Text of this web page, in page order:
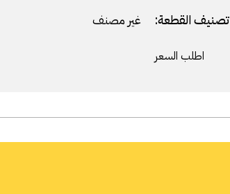
تصنيف القطعة: غير مصنف
اطلب السعر